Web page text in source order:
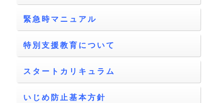
緊急時マニュアル
特別支援教育について
スタートカリキュラム
いじめ防止基本方針